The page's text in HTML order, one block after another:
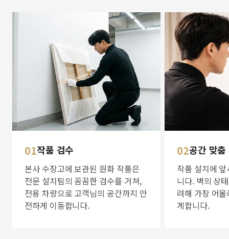
01작품 검수
본사 수장고에 보관된 원화 작품은
전문 설치팀의 꼼꼼한 검수를 거쳐,
전용 차량으로 고객님의 공간까지 안
전하게 이동합니다.
02공간 맞
작품 설치에
니다. 벽의 상
려해 가장 어
계합니다.